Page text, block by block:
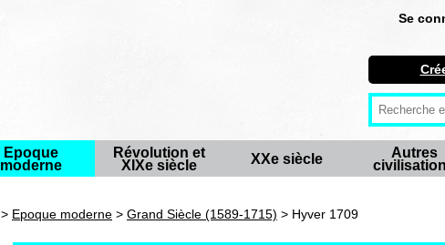
Se
Créer
Epoque
moderne
Révolution et
XIXe siècle
XXe siècle
Autres
> Epoque moderne > Grand Siècle (1589-1715) > Hyver 1709